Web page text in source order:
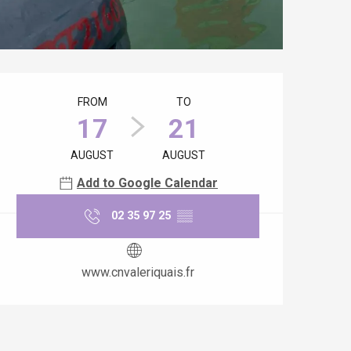
hours & contact details
FROM
17
AUGUST
TO
21
AUGUST
Add to Google Calendar
02 35 97 25 ▒▒
www.cnvaleriquais.fr